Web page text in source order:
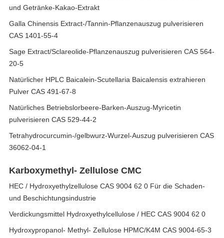
und Getränke-Kakao-Extrakt
Galla Chinensis Extract-/Tannin-Pflanzenauszug pulverisieren
CAS 1401-55-4
Sage Extract/Sclareolide-Pflanzenauszug pulverisieren CAS 564-
20-5
Natürlicher HPLC Baicalein-Scutellaria Baicalensis extrahieren
Pulver CAS 491-67-8
Natürliches Betriebslorbeere-Barken-Auszug-Myricetin
pulverisieren CAS 529-44-2
Tetrahydrocurcumin-/gelbwurz-Wurzel-Auszug pulverisieren CAS
36062-04-1
Karboxymethyl- Zellulose CMC
HEC / Hydroxyethylzellulose CAS 9004 62 0 Für die Schaden-
und Beschichtungsindustrie
Verdickungsmittel Hydroxyethylcellulose / HEC CAS 9004 62 0
Hydroxypropanol- Methyl- Zellulose HPMC/K4M CAS 9004-65-3